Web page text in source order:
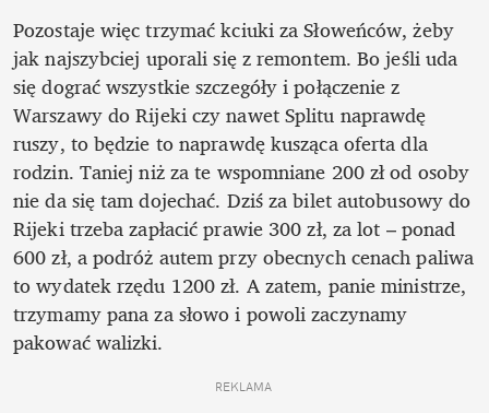
Pozostaje więc trzymać kciuki za Słoweńców, żeby
jak najszybciej uporali się z remontem. Bo jeśli uda
się dograć wszystkie szczegóły i połączenie z
Warszawy do Rijeki czy nawet Splitu naprawdę
ruszy, to będzie to naprawdę kusząca oferta dla
rodzin. Taniej niż za te wspomniane 200 zł od osoby
nie da się tam dojechać. Dziś za bilet autobusowy do
Rijeki trzeba zapłacić prawie 300 zł, za lot – ponad
600 zł, a podróż autem przy obecnych cenach paliwa
to wydatek rzędu 1200 zł. A zatem, panie ministrze,
trzymamy pana za słowo i powoli zaczynamy
pakować walizki.
REKLAMA